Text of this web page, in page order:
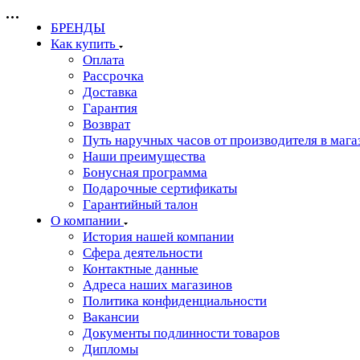
БРЕНДЫ
Как купить
Оплата
Рассрочка
Доставка
Гарантия
Возврат
Путь наручных часов от производителя в
Наши преимущества
Бонусная программа
Подарочные сертификаты
Гарантийный талон
О компании
История нашей компании
Сфера деятельности
Контактные данные
Адреса наших магазинов
Политика конфиденциальности
Вакансии
Документы подлинности товаров
Дипломы